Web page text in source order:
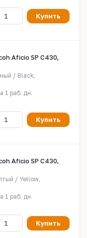
Купить
Aficio SP C430,
/ Black,
1 раб. дн.
Купить
Aficio SP C430,
/ Yellow,
1 раб. дн.
Купить